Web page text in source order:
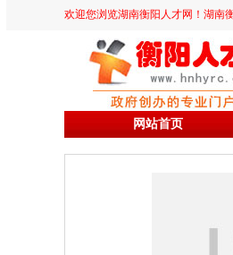
欢迎您浏览湖南衡阳人才网！湖南
网站首页